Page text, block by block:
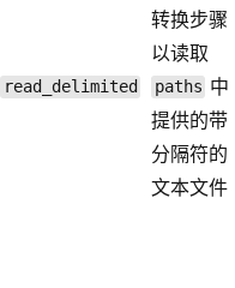
read_delimited
转换步骤
以读取
paths 中
提供的带
分隔符的
文本文件